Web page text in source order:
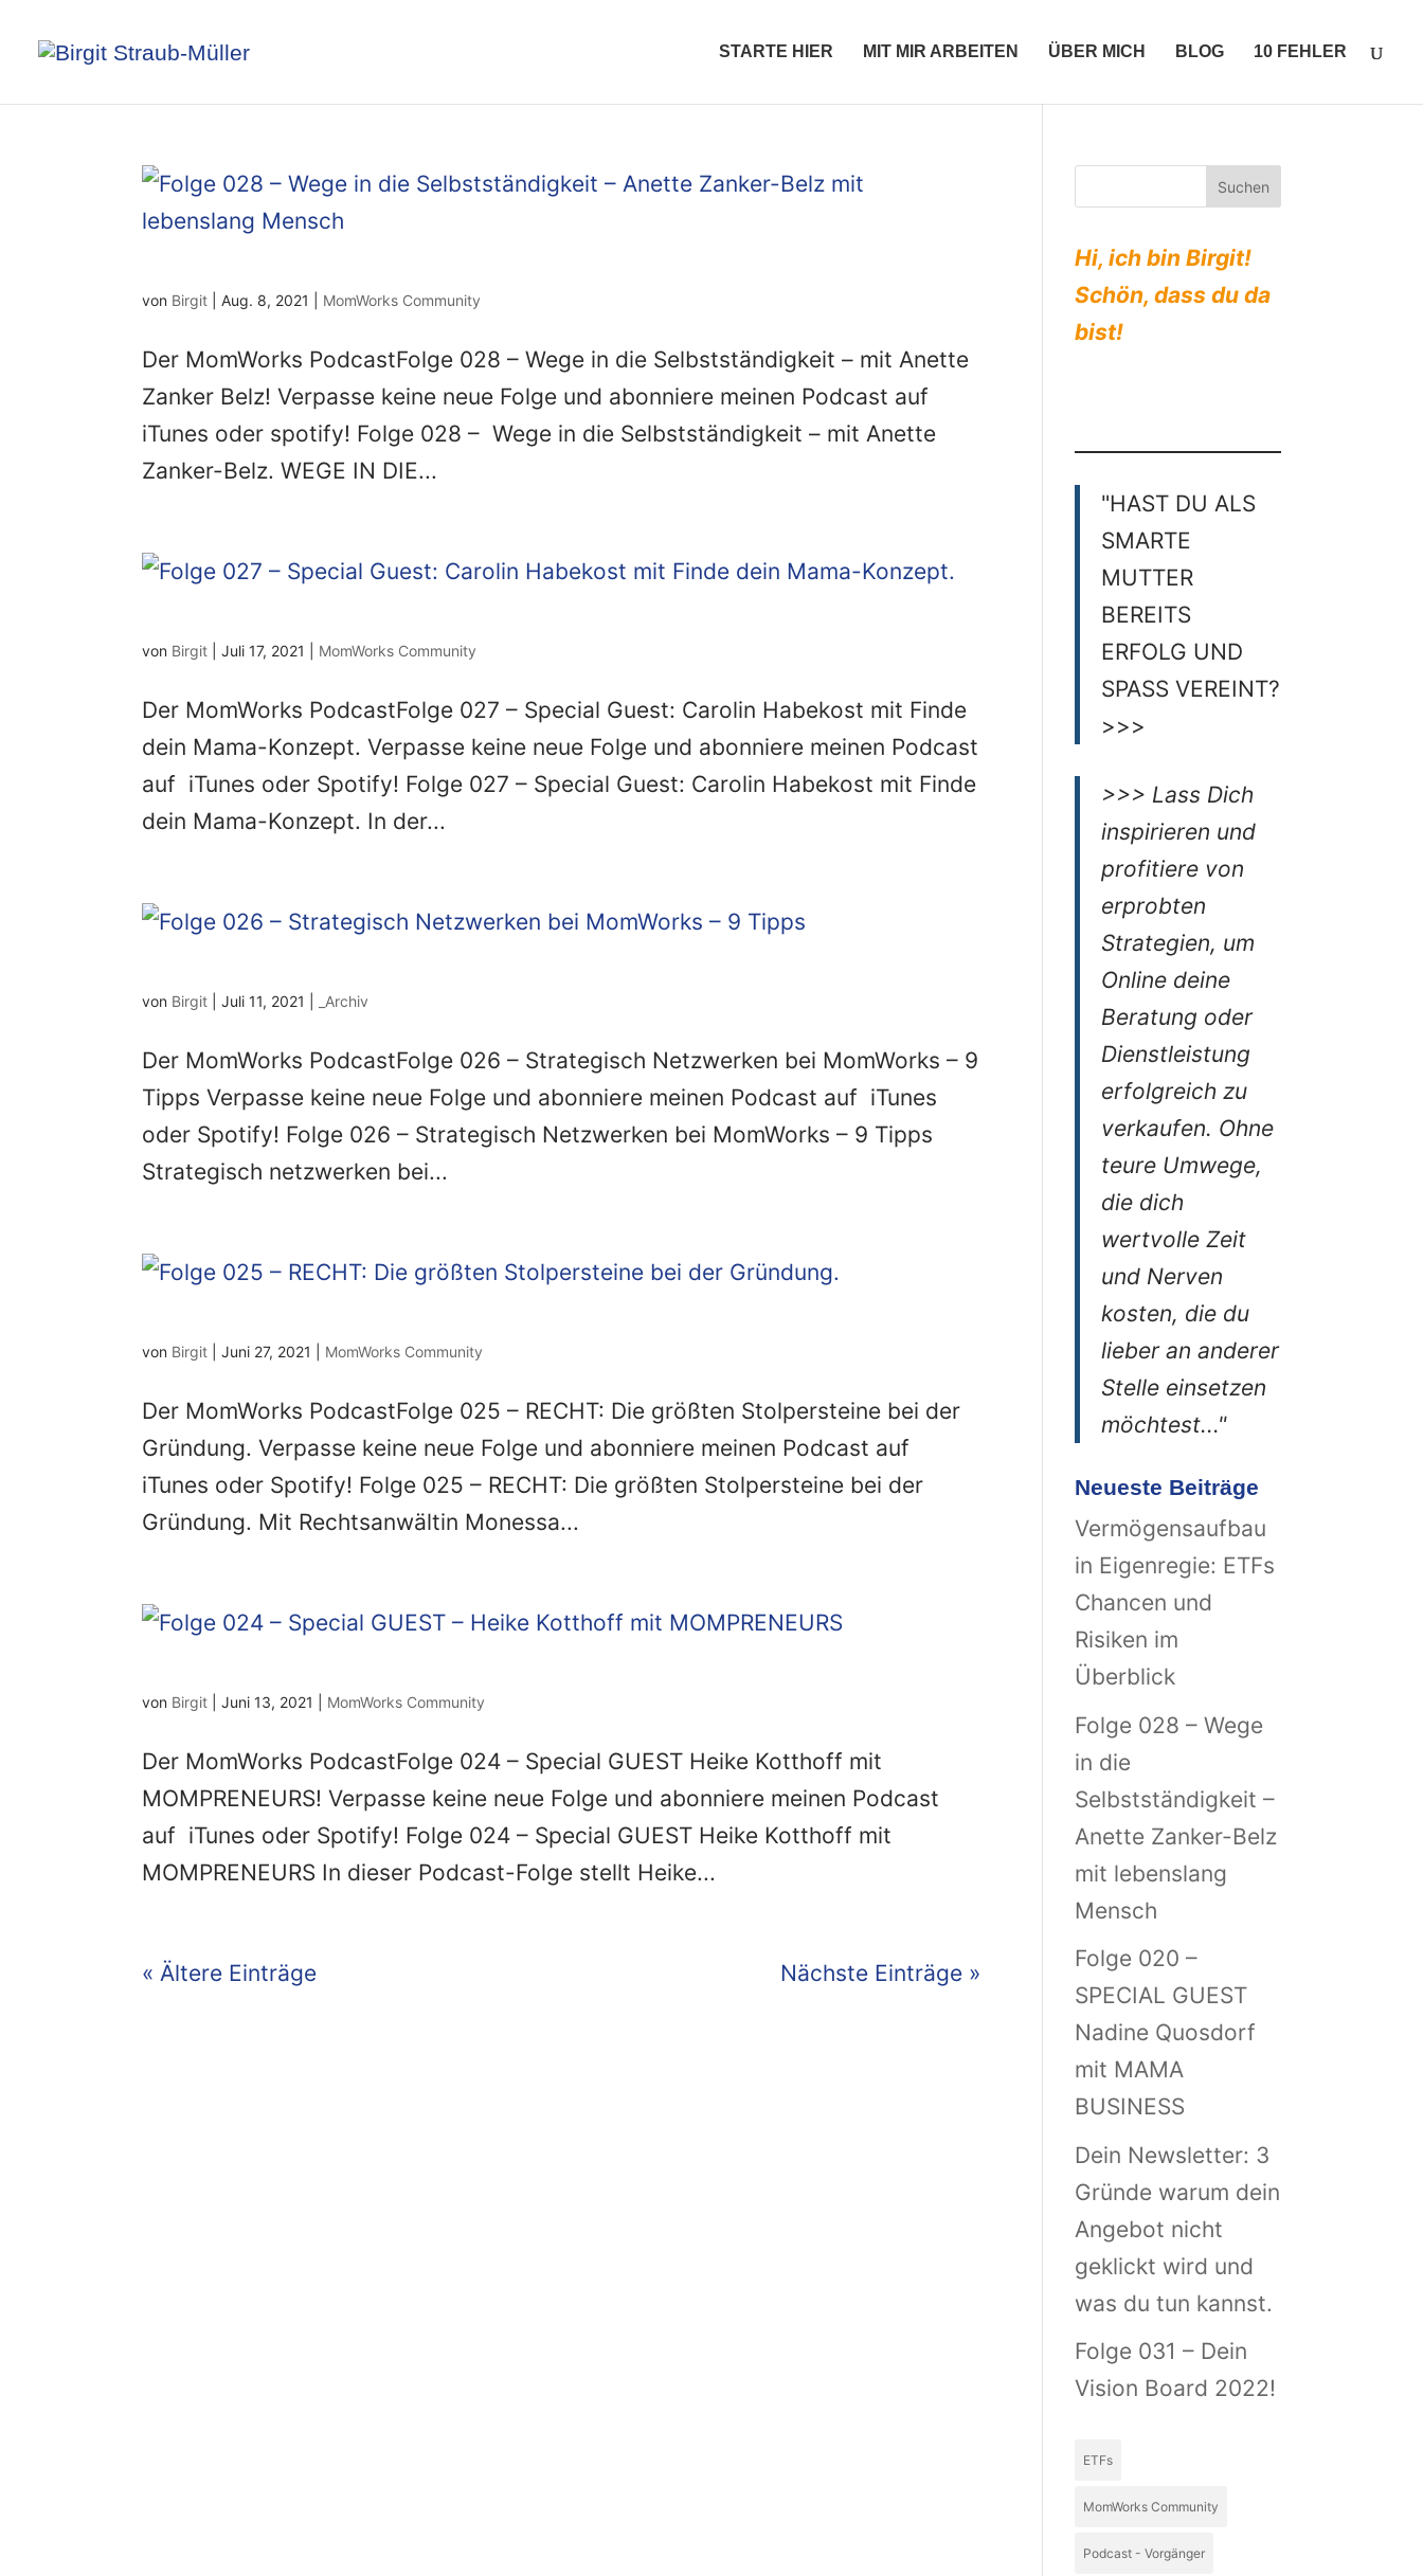
STARTE HIER MIT MIR ARBEITEN ÜBER MICH BLOG 10 FEHLER
von Birgit |Aug. 8, 2021 MomWorks Community
Der MomWorks PodcastFolge 028 – Wege in die Selbstständigkeit – mit Anette
Zanker Belz! Verpasse keine neue Folge und abonniere meinen Podcast auf
iTunes oder spotify! Folge 028 – Wege in die Selbstständigkeit – mit Anette
Zanker-Belz. WEGE IN DIE...
von Birgit |Juli 17, 2021 MomWorks Community
Der MomWorks PodcastFolge 027 – Special Guest: Carolin Habekost mit Finde
dein Mama-Konzept. Verpasse keine neue Folge und abonniere meinen Podcast
auf iTunes oder Spotify! Folge 027 – Special Guest: Carolin Habekost mit Finde
dein Mama-Konzept. In der...
von Birgit |Juli 11, 2021 _Archiv
Der MomWorks PodcastFolge 026 – Strategisch Netzwerken bei MomWorks – 9
Tipps Verpasse keine neue Folge und abonniere meinen Podcast auf iTunes
oder Spotify! Folge 026 – Strategisch Netzwerken bei MomWorks – 9 Tipps
Strategisch netzwerken bei...
von Birgit |Juni 27, 2021 MomWorks Community
Der MomWorks PodcastFolge 025 – RECHT: Die größten Stolpersteine bei der
Gründung. Verpasse keine neue Folge und abonniere meinen Podcast auf
iTunes oder Spotify! Folge 025 – RECHT: Die größten Stolpersteine bei der
Gründung. Mit Rechtsanwältin Monessa...
von Birgit |Juni 13, 2021 MomWorks Community
Der MomWorks PodcastFolge 024 – Special GUEST Heike Kotthoff mit
MOMPRENEURS! Verpasse keine neue Folge und abonniere meinen Podcast
auf iTunes oder Spotify! Folge 024 – Special GUEST Heike Kotthoff mit
MOMPRENEURS In dieser Podcast-Folge stellt Heike...
« Ältere Einträge Nächste Einträge »
Hi, ich bin Birgit!
Schön, dass du da
bist!
"HAST DU ALS
SMARTE
MUTTER
BEREITS
ERFOLG UND
SPASS VEREINT?
>>>
>>> Lass Dich
inspirieren und
profitiere von
erprobten
Strategien, um
Online deine
Beratung oder
Dienstleistung
erfolgreich zu
verkaufen. Ohne
teure Umwege,
die dich
wertvolle Zeit
und Nerven
kosten, die du
lieber an anderer
Stelle einsetzen
möchtest..."
Neueste Beiträge
Vermögensaufbau
in Eigenregie: ETFs
Chancen und
Risiken im
Überblick
Folge 028 – Wege
in die
Selbstständigkeit –
Anette Zanker-Belz
mit lebenslang
Mensch
Folge 020 –
SPECIAL GUEST
Nadine Quosdorf
mit MAMA
BUSINESS
Dein Newsletter: 3
Gründe warum dein
Angebot nicht
geklickt wird und
was du tun kannst.
Folge 031 – Dein
Vision Board 2022!
ETFs
MomWorks Community
Podcast - Vorgänger